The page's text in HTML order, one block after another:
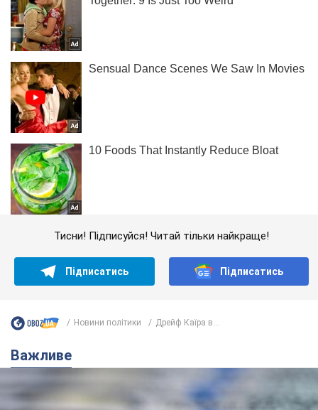
Тисни! Підписуйся! Читай тільки найкраще!
Підписатись Підписатись
Новини політики Дрейф Каїра в...
Важливе